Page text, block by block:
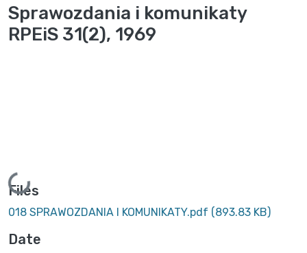
Sprawozdania i komunikaty
RPEiS 31(2), 1969
Loading...
Files
018 SPRAWOZDANIA I KOMUNIKATY.pdf (893.83 KB)
Date